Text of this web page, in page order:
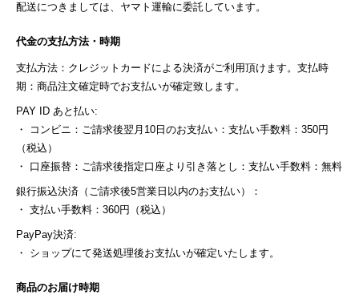
配送につきましては、ヤマト運輸に委託しています。
代金の支払方法・時期
支払方法：クレジットカードによる決済がご利用頂けます。支払時
期：商品注文確定時でお支払いが確定致します。
PAY ID あと払い:
・ コンビニ：ご請求後翌月10日のお支払い：支払い手数料：350円
（税込）
・ 口座振替：ご請求後指定口座より引き落とし：支払い手数料：無料
銀行振込決済（ご請求後5営業日以内のお支払い）：
・ 支払い手数料：360円（税込）
PayPay決済:
・ ショップにて発送処理後お支払いが確定いたします。
商品のお届け時期